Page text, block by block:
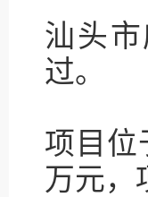
汕头
过。
项目位
万元，